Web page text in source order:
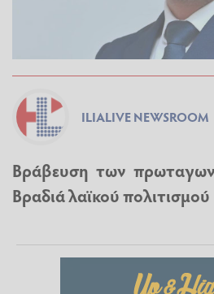
ILIALIVE NEWSROOM
Βράβευση των
Βραδιά λαϊκού πολιτισμού